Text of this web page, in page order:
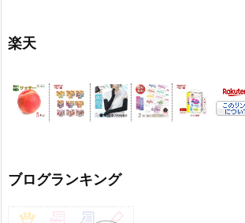
楽天
ブログランキング